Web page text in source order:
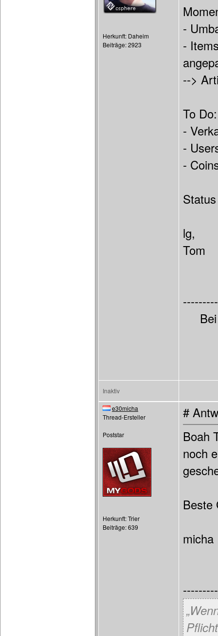
Herkunft: Daheim
Beiträge: 2923
-
-
-->
To Do:
-
-
-
lg,
Tom
Inaktiv
e30micha
Thread-Ersteller
Poststar
Herkunft: Trier
Beiträge: 639
#
Boah
noch
Beste
micha